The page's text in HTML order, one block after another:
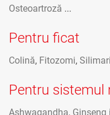
Osteoartroză ...
Pentru ficat
Colină, Fitozomi,
Pentru sistemul
Ashwagandha, Ginseng